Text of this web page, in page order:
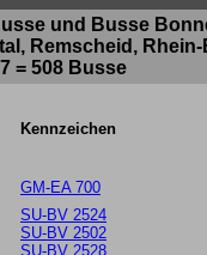
und Busse
Remscheid,
= 508 Busse
Kennzeichen
GM-EA 700
SU-BV 2524
SU-BV 2502
SU-BV 2528